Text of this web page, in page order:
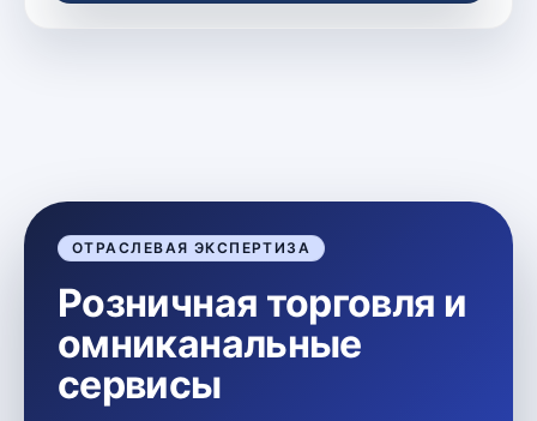
ОТРАСЛЕВАЯ ЭКСПЕРТИЗА
Розничная торговля и
омниканальные
сервисы